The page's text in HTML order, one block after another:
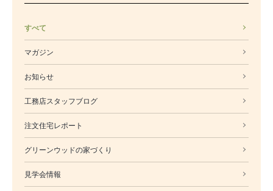
すべて
マガジン
お知らせ
工務店スタッフブログ
注文住宅レポート
グリーンウッドの家づくり
見学会情報